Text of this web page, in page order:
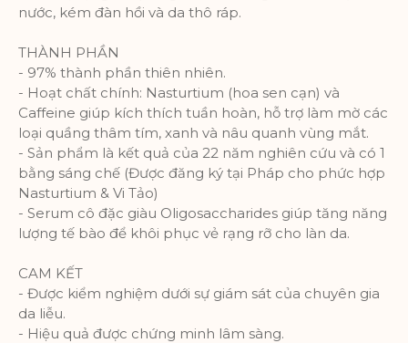
nước, kém đàn hồi và da thô ráp.
THÀNH PHẦN
- 97% thành phần thiên nhiên.
- Hoạt chất chính: Nasturtium (hoa sen cạn) và
Caffeine giúp kích thích tuần hoàn, hỗ trợ làm mờ các
loại quầng thâm tím, xanh và nâu quanh vùng mắt.
- Sản phẩm là kết quả của 22 năm nghiên cứu và có 1
bằng sáng chế (Được đăng ký tại Pháp cho phức hợp
Nasturtium & Vi Tảo)
- Serum cô đặc giàu Oligosaccharides giúp tăng năng
lượng tế bào để khôi phục vẻ rạng rỡ cho làn da.
CAM KẾT
- Được kiểm nghiệm dưới sự giám sát của chuyên gia
da liễu.
- Hiệu quả được chứng minh lâm sàng.
information.
More Information
Analytics
A set of cookies to collect information
and report about website usage
statistics without personally
identifying individual visitors to
Google.